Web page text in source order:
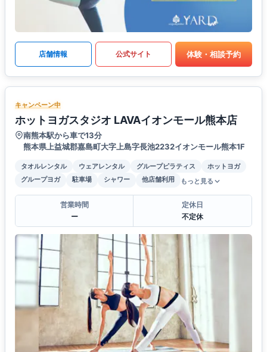
店舗情報 公式サイト 体験・相談予約
キャンペーン中
ホットヨガスタジオ LAVAイオンモール熊本店
南熊本駅から車で13分
熊本県上益城郡嘉島町大字上島字長池2232イオンモール熊本1F
タオルレンタル ウェアレンタル グループピラティス
ホットヨガ
グループヨガ
駐車場 シャワー 他店舗利用 もっと見る
営業時間
ー
定休日
不定休